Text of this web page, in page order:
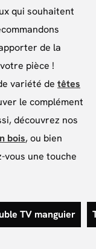
qui souhaitent
de la
pièce !
variété de têtes
le complément
découvrez nos
bois, ou bien
vous une touche
TV manguier